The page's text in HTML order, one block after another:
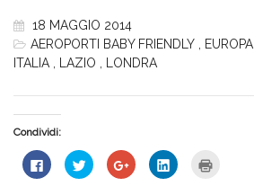
18 MAGGIO 2014
AEROPORTI BABY FRIENDLY
EUROPA
ITALIA
LAZIO LONDRA
Condividi:
Fai
clic
Fai
clic
Fai
clic
Fai
clic